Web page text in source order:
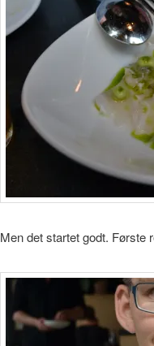
Men det startet godt. Første